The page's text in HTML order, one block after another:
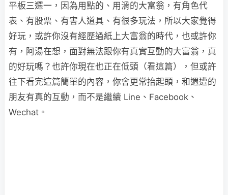
平板三選一，因為用點的、用滑的大富翁，有角色代
表、有股票、有害人道具、有很多玩法，所以大家覺得
好玩，或許你沒有經歷過紙上大富翁的時代，也或許你
有，阿湯在想，面對無法跟你有真實互動的大富翁，真
的好玩嗎？也許你現在也正在低頭（看這篇），但或許
往下看完這篇簡單的內容，你會更常抬起頭，和週遭的
朋友有真的互動，而不是繼續 Line、Facebook、
Wechat。